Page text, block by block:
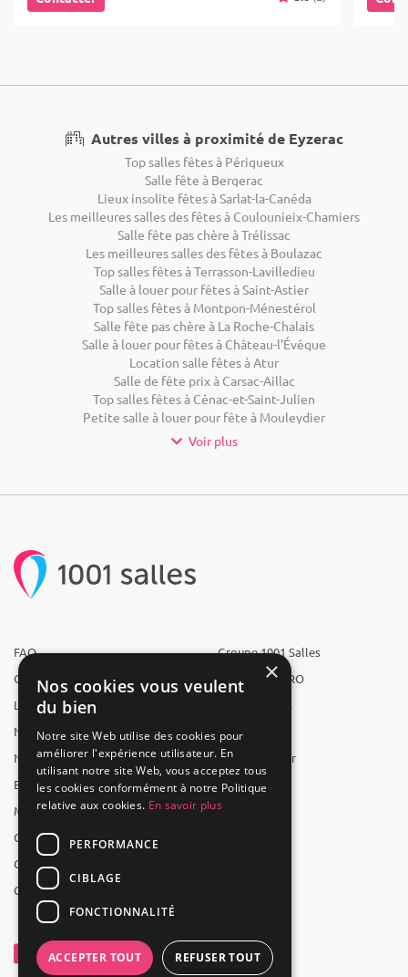
Autres villes à proximité de Eyzerac
Top salles fêtes à Périgueux
Salle fête à Bergerac
Lieux insolite fêtes à Sarlat-la-Canéda
Les meilleures salles des fêtes à Coulounieix-Chamiers
Salle fête pas chère à Trélissac
Les meilleures salles des fêtes à Boulazac
Top salles fêtes à Terrasson-Lavilledieu
Salle à louer pour fêtes à Saint-Astier
Top salles fêtes à Montpon-Ménestérol
Salle fête pas chère à La Roche-Chalais
Salle à louer pour fêtes à Château-l'Évêque
Location salle fêtes à Atur
Salle de fête prix à Carsac-Aillac
Top salles fêtes à Cénac-et-Saint-Julien
Petite salle à louer pour fête à Mouleydier
Voir plus
FAQ
Qui sommes-nous ?
L'équipe
Nous recrutons
Nos partenaires
Espace presse
Mentions légales
CGV
CGU
Contact
Groupe 1001 Salles
1001 Salles PRO
1001 Traiteurs
1001 Artistes
Reserverunbar
MP2
×
Nos cookies vous veulent
du bien
Notre site Web utilise des cookies pour
améliorer l'expérience utilisateur. En
utilisant notre site Web, vous acceptez tous
les cookies conformément à notre Politique
relative aux cookies. En savoir plus
PERFORMANCE
CIBLAGE
FONCTIONNALITÉ
ACCEPTER TOUT REFUSER TOUT